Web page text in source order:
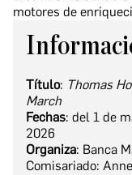
motores de
Título: Thomas
March
Fechas: del 1 de
2026
Organiza: Banca
Comisariado: